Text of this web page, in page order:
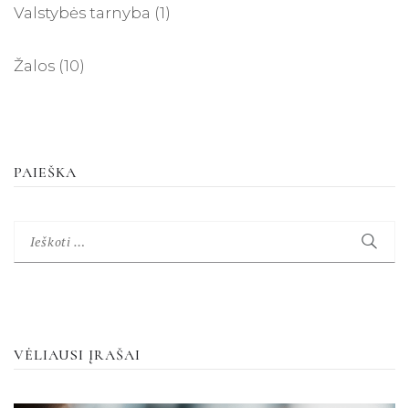
Valstybės tarnyba (1)
Žalos (10)
PAIEŠKA
Ieškoti:
VĖLIAUSI ĮRAŠAI